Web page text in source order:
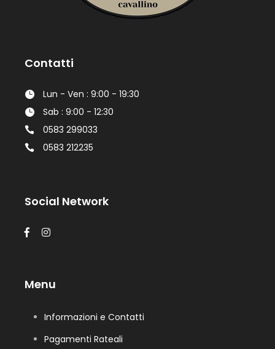
Contatti
Lun - Ven : 9:00 - 19:30
Sab : 9:00 - 12:30
0583 299033
0583 212235
Social Network
Menu
Informazioni e Contatti
Pagamenti Rateali